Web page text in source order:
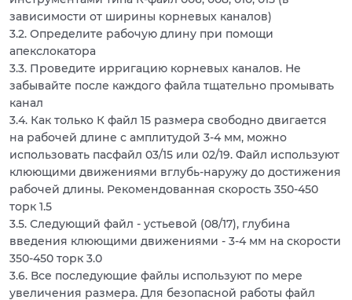
зависимости от ширины корневых каналов)
3.2. Определите рабочую длину при помощи
апекслокатора
3.3. Проведите ирригацию корневых каналов. Не
забывайте после каждого файла тщательно промывать
канал
3.4. Как только К файл 15 размера свободно двигается
на рабочей длине с амплитудой 3-4 мм, можно
использовать пасфайл 03/15 или 02/19. Файл используют
клюющими движениями вглубь-наружу до достижения
рабочей длины. Рекомендованная скорость 350-450
торк 1.5
3.5. Следующий файл - устьевой (08/17), глубина
введения клюющими движениями - 3-4 мм на скорости
350-450 торк 3.0
3.6. Все последующие файлы используют по мере
увеличения размера. Для безопасной работы файл